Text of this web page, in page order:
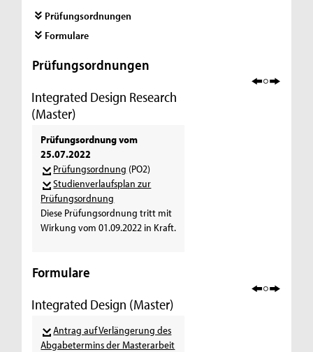
Prüfungsordnungen
Formulare
Prüfungsordnungen
Integrated Design Research
(Master)
Prüfungsordnung vom
25.07.2022
Prüfungsordnung (PO2)
Studienverlaufsplan zur
Prüfungsordnung
Diese Prüfungsordnung tritt mit
Wirkung vom 01.09.2022 in Kraft.
Formulare
Integrated Design (Master)
Antrag auf Verlängerung des
Abgabetermins der Masterarbeit